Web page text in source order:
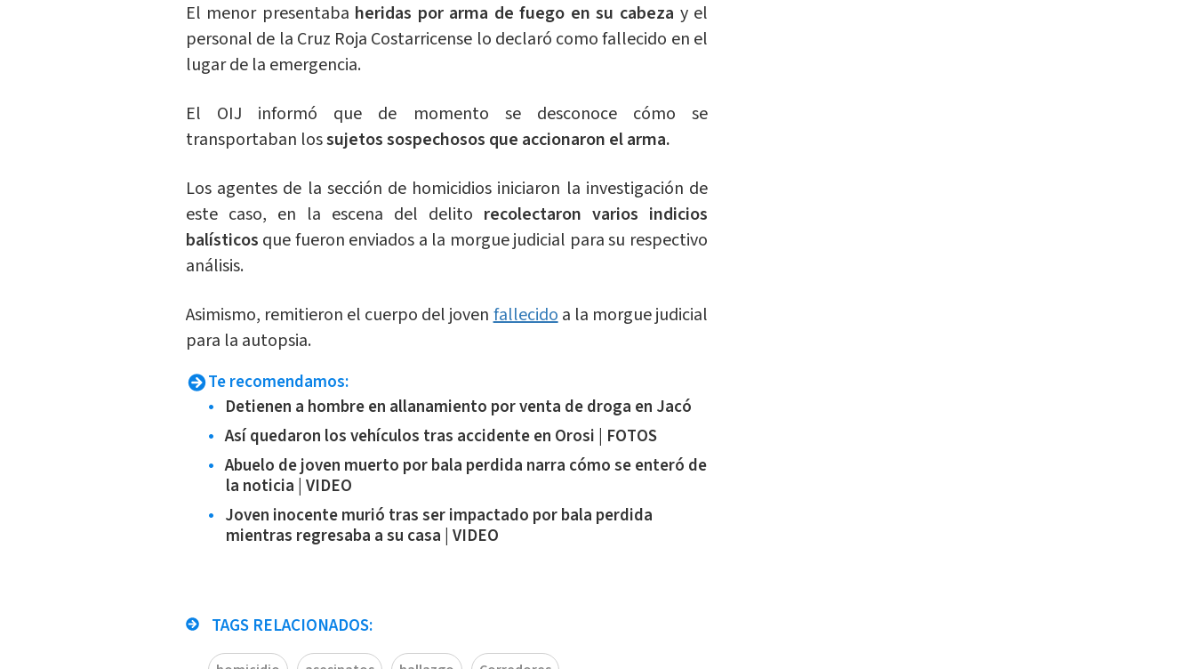
El menor presentaba heridas por arma de fuego en su cabeza y el
personal de la Cruz Roja Costarricense lo declaró como fallecido en el
lugar de la emergencia.
El OIJ informó que de momento se desconoce cómo se
transportaban lossujetos sospechosos que accionaron el arma.
Los agentes de la sección de homicidios iniciaron la investigación de
este caso, en la escena del delito recolectaron varios indicios
balísticos que fueron enviados a la morgue judicial para su respectivo
análisis.
Asimismo, remitieron el cuerpo del jovenfallecidoa la morgue judicial
para la autopsia.
Te recomendamos:
Detienen a hombre en allanamiento por venta de droga en Jacó
Así quedaron los vehículos tras accidente en Orosi | FOTOS
Abuelo de joven muerto por bala perdida narra cómo se enteró de
la noticia | VIDEO
Joven inocente murió tras ser impactado por bala perdida
mientras regresaba a su casa | VIDEO
TAGS RELACIONADOS: